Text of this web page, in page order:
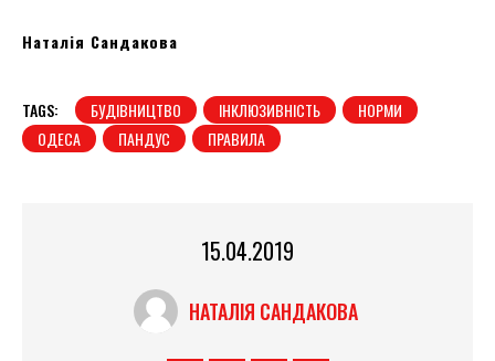
Наталія Сандакова
TAGS: БУДІВНИЦТВО ІНКЛЮЗИВНІСТЬ
НОРМИ
ОДЕСА
ПАНДУС ПРАВИЛА
15.04.2019
НАТАЛІЯ САНДАКОВА